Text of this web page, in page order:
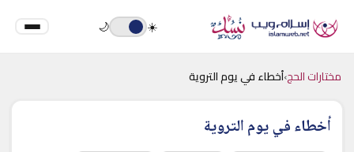
☀️
🌙
مختارات الحج›أخطاء في يوم التروية
أخطاء في يوم التروية